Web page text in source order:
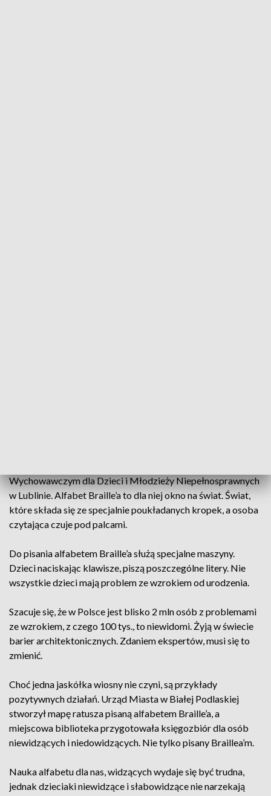
Wychowawczym dla Dzieci i Młodzieży Niepełnosprawnych
w Lublinie. Alfabet Braille’a to dla niej okno na świat. Świat,
które składa się ze specjalnie poukładanych kropek, a osoba
czytająca czuje pod palcami.
Do pisania alfabetem Braille’a służą specjalne maszyny.
Dzieci naciskając klawisze, piszą poszczególne litery. Nie
wszystkie dzieci mają problem ze wzrokiem od urodzenia.
Szacuje się, że w Polsce jest blisko 2 mln osób z problemami
ze wzrokiem, z czego 100 tys., to niewidomi. Żyją w świecie
barier architektonicznych. Zdaniem ekspertów, musi się to
zmienić.
Choć jedna jaskółka wiosny nie czyni, są przykłady
pozytywnych działań. Urząd Miasta w Białej Podlaskiej
stworzył mapę ratusza pisaną alfabetem Braille’a, a
miejscowa biblioteka przygotowała księgozbiór dla osób
niewidzących i niedowidzących. Nie tylko pisany Braillea’m.
Nauka alfabetu dla nas, widzących wydaje się być trudna,
jednak dzieciaki niewidzące i słabowidzące nie narzekają